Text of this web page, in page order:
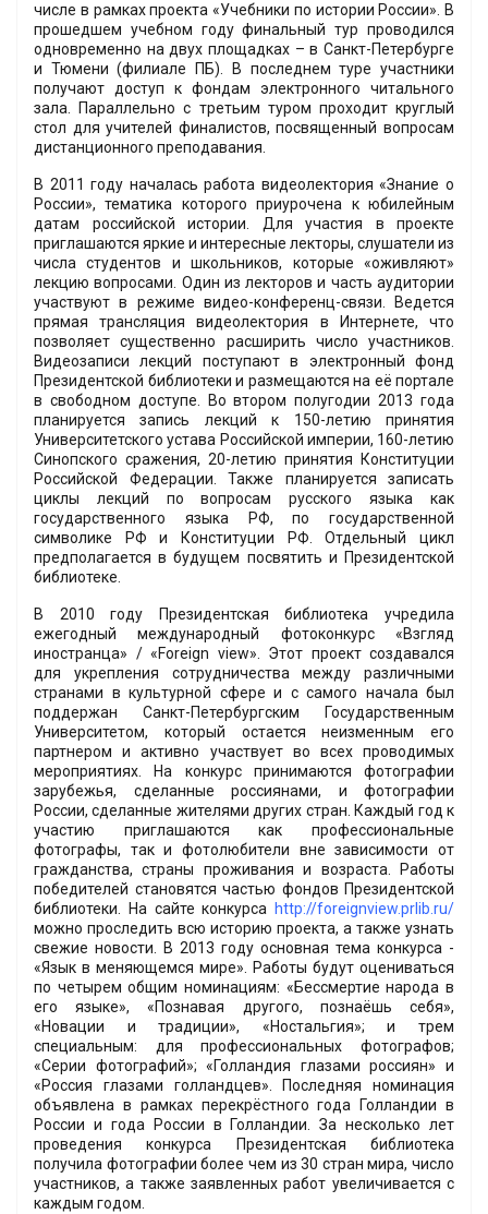
числе в рамках проекта «Учебники по истории России». В
прошедшем учебном году финальный тур проводился
одновременно на двух площадках – в Санкт-Петербурге
и Тюмени (филиале ПБ). В последнем туре участники
получают доступ к фондам электронного читального
зала. Параллельно с третьим туром проходит круглый
стол для учителей финалистов, посвященный вопросам
дистанционного преподавания.
В 2011 году началась работа видеолектория «Знание о
России», тематика которого приурочена к юбилейным
датам российской истории. Для участия в проекте
приглашаются яркие и интересные лекторы, слушатели из
числа студентов и школьников, которые «оживляют»
лекцию вопросами. Один из лекторов и часть аудитории
участвуют в режиме видео-конференц-связи. Ведется
прямая трансляция видеолектория в Интернете, что
позволяет существенно расширить число участников.
Видеозаписи лекций поступают в электронный фонд
Президентской библиотеки и размещаются на её портале
в свободном доступе. Во втором полугодии 2013 года
планируется запись лекций к 150-летию принятия
Университетского устава Российской империи, 160-летию
Синопского сражения, 20-летию принятия Конституции
Российской Федерации. Также планируется записать
циклы лекций по вопросам русского языка как
государственного языка РФ, по государственной
символике РФ и Конституции РФ. Отдельный цикл
предполагается в будущем посвятить и Президентской
библиотеке.
В 2010 году Президентская библиотека учредила
ежегодный международный фотоконкурс «Взгляд
иностранца» / «Foreign view». Этот проект создавался
для укрепления сотрудничества между различными
странами в культурной сфере и с самого начала был
поддержан Санкт-Петербургским Государственным
Университетом, который остается неизменным его
партнером и активно участвует во всех проводимых
мероприятиях. На конкурс принимаются фотографии
зарубежья, сделанные россиянами, и фотографии
России, сделанные жителями других стран. Каждый год к
участию приглашаются как профессиональные
фотографы, так и фотолюбители вне зависимости от
гражданства, страны проживания и возраста. Работы
победителей становятся частью фондов Президентской
библиотеки. На сайте конкурса http://foreignview.prlib.ru/
можно проследить всю историю проекта, а также узнать
свежие новости. В 2013 году основная тема конкурса -
«Язык в меняющемся мире». Работы будут оцениваться
по четырем общим номинациям: «Бессмертие народа в
его языке», «Познавая другого, познаёшь себя»,
«Новации и традиции», «Ностальгия»; и трем
специальным: для профессиональных фотографов;
«Серии фотографий»; «Голландия глазами россиян» и
«Россия глазами голландцев». Последняя номинация
объявлена в рамках перекрёстного года Голландии в
России и года России в Голландии. За несколько лет
проведения конкурса Президентская библиотека
получила фотографии более чем из 30 стран мира, число
участников, а также заявленных работ увеличивается с
каждым годом.